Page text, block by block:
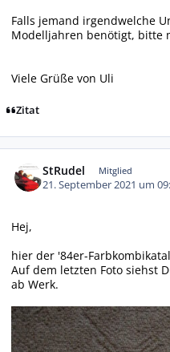
Falls jemand irgendwelche
Modelljahren benötigt, bitte
Viele Grüße von Uli
Zitat
StRudel Mitglied
21. September 2021 um
Hej,
hier der '84er-
Auf dem letzten Foto siehst
ab Werk.